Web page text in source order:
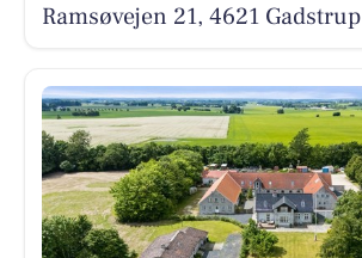
Ramsøvejen 21, 4621 Gadstrup